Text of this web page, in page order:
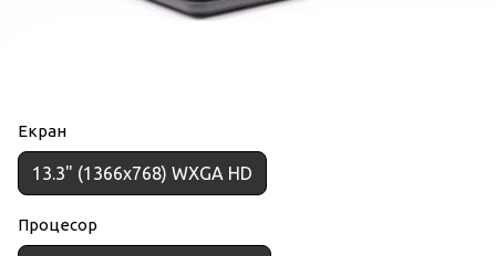
Екран
13.3" (1366x768) WXGA HD
Процесор